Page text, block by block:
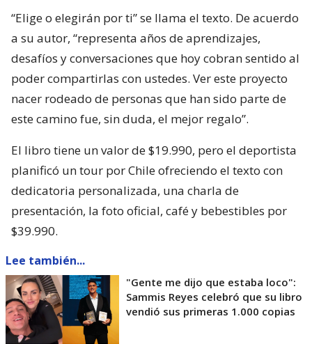
“Elige o elegirán por ti” se llama el texto. De acuerdo
a su autor, “representa años de aprendizajes,
desafíos y conversaciones que hoy cobran sentido al
poder compartirlas con ustedes. Ver este proyecto
nacer rodeado de personas que han sido parte de
este camino fue, sin duda, el mejor regalo”.
El libro tiene un valor de $19.990, pero el deportista
planificó un tour por Chile ofreciendo el texto con
dedicatoria personalizada, una charla de
presentación, la foto oficial, café y bebestibles por
$39.990.
Lee también...
"Gente me dijo que estaba loco":
Sammis Reyes celebró que su libro
vendió sus primeras 1.000 copias